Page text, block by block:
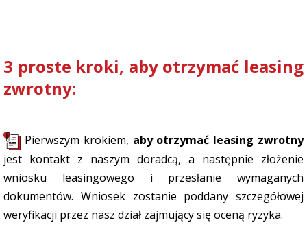
3 proste kroki, aby otrzymać leasing
zwrotny:
Pierwszym krokiem, aby otrzymać leasing zwrotny
jest kontakt z naszym doradcą, a następnie złożenie
wniosku leasingowego i przesłanie wymaganych
dokumentów. Wniosek zostanie poddany szczegółowej
weryfikacji przez nasz dział zajmujący się oceną ryzyka.